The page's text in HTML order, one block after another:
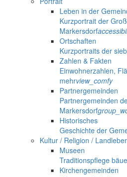
Leben in der
Kurzportrait der
Markersdorf
Ortschaften
Kurzportraits der
Zahlen & Fakten
Einwohnerzahlen,
mehrview_comfy
Partnergemeinden
Partnergemeinden
Markersdorf
Historisches
Geschichte der
Kultur / Religion /
Museen
Traditionspflege
Kirchengemeinden